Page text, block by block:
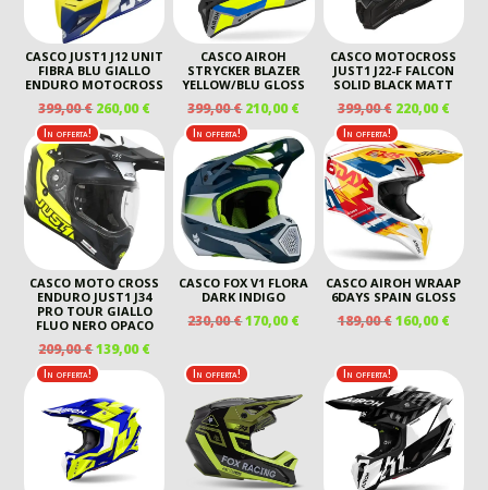
CASCO JUST1 J12 UNIT
FIBRA BLU GIALLO
ENDURO MOTOCROSS
399,00€ IL
PREZZO
ORIGINALE
ERA:
399,00 €.
260,00€IL
PREZZO
ATTUALE
È:
260,00 €.
CASCO AIROH
STRYCKER BLAZER
YELLOW/BLU GLOSS
399,00€ IL
PREZZO
ORIGINALE
ERA:
399,00 €.
210,00€IL
PREZZO
ATTUALE
210,00 €.
CASCO MOTOCROSS
JUST1 J22-F FALCON
SOLID BLACK MATT
399,00€ IL
PREZZO
ORIGINALE
ERA:
399,00 €.
220,00€IL
È:
In offerta!
CASCO MOTO CROSS
ENDURO JUST1 J34
PRO TOUR GIALLO
FLUO NERO OPACO
209,00€IL
PREZZO
ORIGINALE
ERA:
209,00 €.
139,00€IL
PREZZO
ATTUALE
139,00 €.
In offerta!
CASCO FOX V1 FLORA
DARK INDIGO
230,00€IL
ERA:
230,00 €.
170,00€IL
170,00 €.
In offerta!
CASCO AIROH WRAAP
6DAYS SPAIN GLOSS
189,00€ IL
ERA:
189,00 €.
160,00€IL
È:
In offerta! In offerta! In offerta!